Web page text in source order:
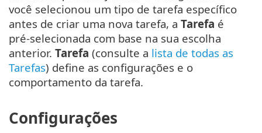
você selecionou um tipo de tarefa específico
antes de criar uma nova tarefa, a Tarefa é
pré-selecionada com base na sua escolha
anterior. Tarefa (consulte a lista de todas as
Tarefas) define as configurações e o
comportamento da tarefa.
Configurações